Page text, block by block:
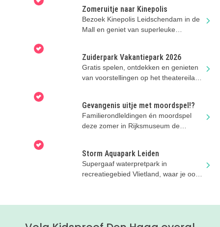
Zomeruitje naar Kinepolis
Bezoek Kinepolis Leidschendam in de
Mall en geniet van superleuke
Zuiderpark Vakantiepark 2026
Gratis spelen, ontdekken en genieten
van voorstellingen op het theatereiland
Gevangenis uitje met moordspel!?
Familierondleldingen én moordspel
deze zomer in Rijksmuseum de
Storm Aquapark Leiden
Supergaaf waterpretpark in
recreatiegebied Vlietland, waar je ook